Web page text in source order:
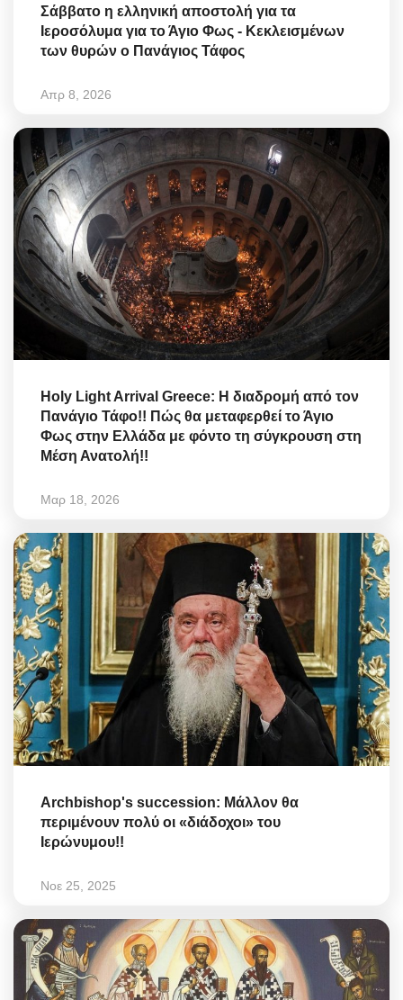
Σάββατο η ελληνική αποστολή για τα
Ιεροσόλυμα για το Άγιο Φως - Κεκλεισμένων
των θυρών ο Πανάγιος Τάφος
Απρ 8, 2026
Holy Light Arrival Greece: Η διαδρομή από τον
Πανάγιο Τάφο!! Πώς θα μεταφερθεί το Άγιο
Φως στην Ελλάδα με φόντο τη σύγκρουση στη
Μέση Ανατολή!!
Μαρ 18, 2026
Archbishop's succession: Μάλλον θα
περιμένουν πολύ οι «διάδοχοι» του
Ιερώνυμου!!
Νοε 25, 2025